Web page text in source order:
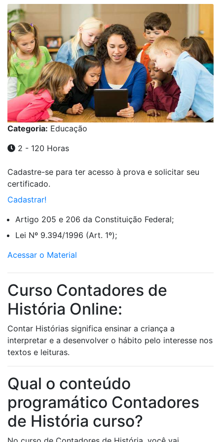
Categoria: Educação
2 - 120 Horas
Cadastre-se para ter acesso à prova e solicitar seu
certificado.
Cadastrar!
Artigo 205 e 206 da Constituição Federal;
Lei Nº 9.394/1996 (Art. 1º);
Acessar o Material
Curso Contadores de
História Online:
Contar Histórias significa ensinar a criança a
interpretar e a desenvolver o hábito pelo interesse nos
textos e leituras.
Qual o conteúdo
programático Contadores
de História curso?